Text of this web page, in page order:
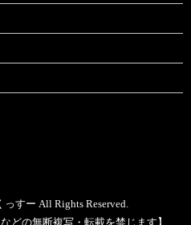
すー All Rights Reserved.
どの無断複写・転載を禁じます】